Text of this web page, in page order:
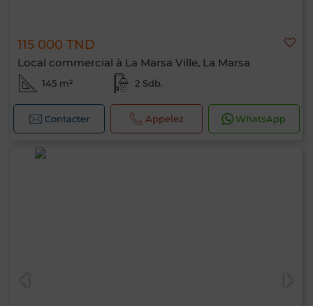
115 000 TND
Local commercial à La Marsa Ville, La Marsa
145 m² 2 Sdb.
Contacter Appelez WhatsApp